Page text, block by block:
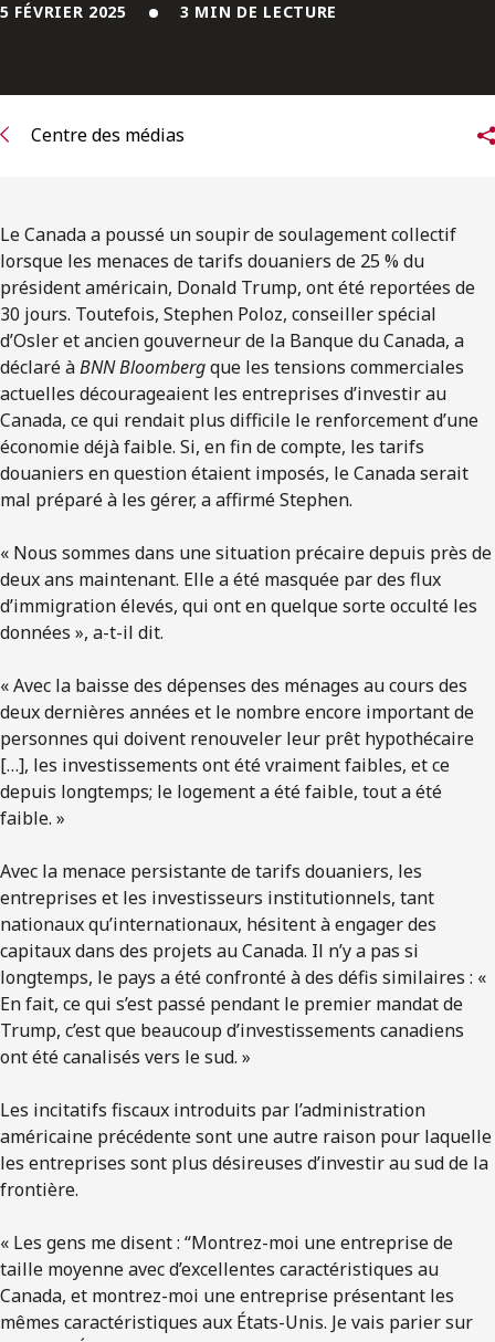
5 FÉVRIER 2025 3 MIN DE LECTURE
Centre des médias
Le Canada a poussé un soupir de soulagement collectif
lorsque les menaces de tarifs douaniers de 25 % du
président américain, Donald Trump, ont été reportées de
30 jours. Toutefois, Stephen Poloz, conseiller spécial
d’Osler et ancien gouverneur de la Banque du Canada, a
déclaré àBNN Bloombergque les tensions commerciales
actuelles décourageaient les entreprises d’investir au
Canada, ce qui rendait plus difficile le renforcement d’une
économie déjà faible. Si, en fin de compte, les tarifs
douaniers en question étaient imposés, le Canada serait
mal préparé à les gérer, a affirmé Stephen.
« Nous sommes dans une situation précaire depuis près de
deux ans maintenant. Elle a été masquée par des flux
d’immigration élevés, qui ont en quelque sorte occulté les
données », a-t-il dit.
« Avec la baisse des dépenses des ménages au cours des
deux dernières années et le nombre encore important de
personnes qui doivent renouveler leur prêt hypothécaire
[…], les investissements ont été vraiment faibles, et ce
depuis longtemps; le logement a été faible, tout a été
faible. »
Avec la menace persistante de tarifs douaniers, les
entreprises et les investisseurs institutionnels, tant
nationaux qu’internationaux, hésitent à engager des
capitaux dans des projets au Canada. Il n’y a pas si
longtemps, le pays a été confronté à des défis similaires : «
En fait, ce qui s’est passé pendant le premier mandat de
Trump, c’est que beaucoup d’investissements canadiens
ont été canalisés vers le sud. »
Les incitatifs fiscaux introduits par l’administration
américaine précédente sont une autre raison pour laquelle
les entreprises sont plus désireuses d’investir au sud de la
frontière.
« Les gens me disent : “Montrez-moi une entreprise de
taille moyenne avec d’excellentes caractéristiques au
Canada, et montrez-moi une entreprise présentant les
mêmes caractéristiques aux États-Unis. Je vais parier sur